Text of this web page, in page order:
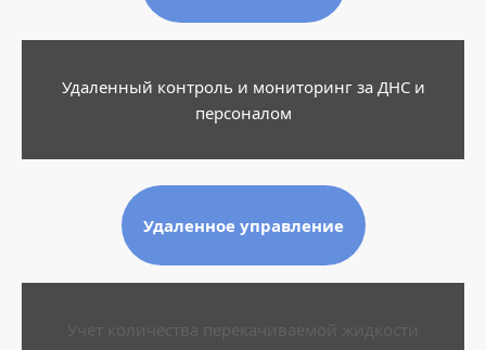
Удаленный контроль и мониторинг за ДНС и
персоналом
Удаленное управление
Учет количества перекачиваемой жидкости